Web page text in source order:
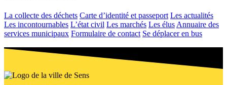
La collecte des déchets Carte d’identité et passeport Les actualités
Les incontournables L’état civil Les marchés Les élus Annuaire des
services municipaux Formulaire de contact Se déplacer en bus